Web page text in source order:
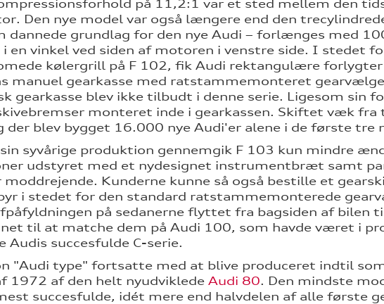
på 11,2:1 var et sted mellem den
Den nye model var også længere end den
dannede grundlag for den nye Audi – forlænges med
en vinkel ved siden af motoren i venstre side. I stedet
kølergrill på F 102, fik Audi rektangulære
manuel gearkasse med ratstammemonteret
gearkasse blev ikke tilbudt i denne serie. Ligesom sin
monteret inde i gearkassen. Skiftet væk
der blev bygget 16.000 nye Audi'er alene i de første tre
syvårige produktion gennemgik F 103 kun mindre
udstyret med et nydesignet instrumentbræt samt
Kunderne kunne så også bestille et
i stedet for den standard ratstammemonterede
på sedanerne flyttet fra bagsiden af bilen
til at matche dem på Audi 100, som havde været i
Audis succesfulde C-serie.
"Audi type" fortsatte med at blive produceret indtil
1972 af den helt nyudviklede Audi 80. Den mindste
succesfulde, idét mere end halvdelen af alle første